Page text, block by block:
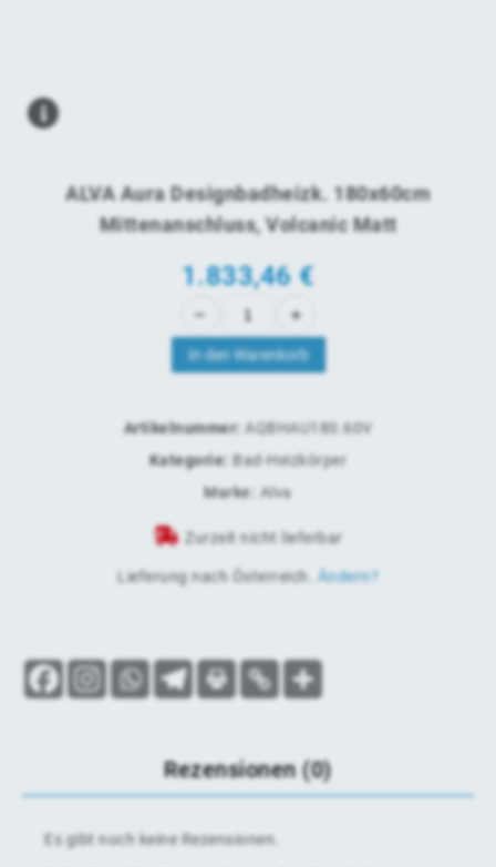
ALVA Aura Designbadheizk. 180x60cm
Mittenanschluss, Volcanic Matt
1.833,46€
In den Warenkorb
Artikelnummer: AQBHAU180.60V
Kategorie: Bad-Heizkörper
Marke: Alva
Zurzeit nicht lieferbar
Lieferung nach Österreich Ändern?
Rezensionen (0)
Es gibt noch keine Rezensionen.